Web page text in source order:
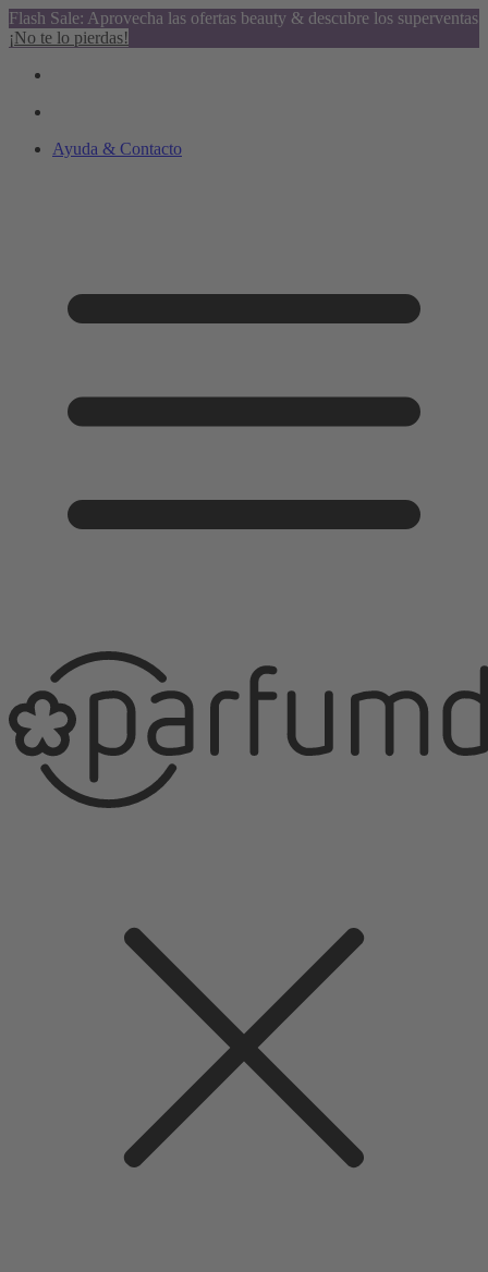
Flash Sale: Aprovecha las ofertas beauty & descubre los superventas
¡No te lo pierdas!
Ayuda & Contacto